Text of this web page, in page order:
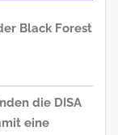
Black Forest
die DISA
eine